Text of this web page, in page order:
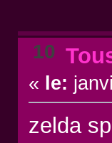
10
« le:
zelda